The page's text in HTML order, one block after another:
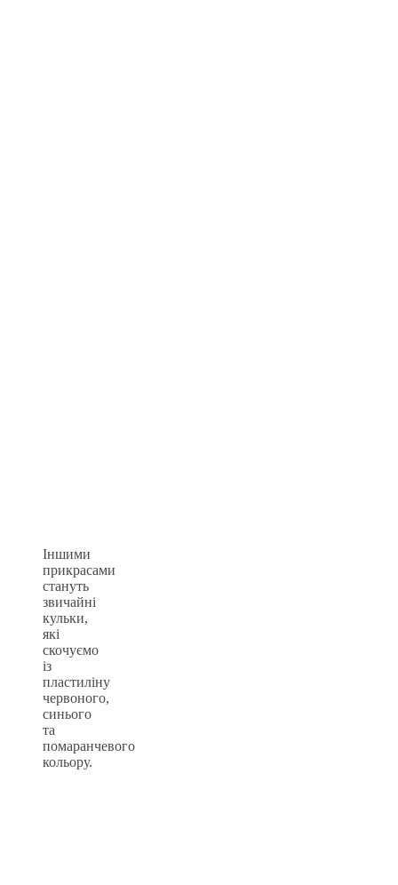
Іншими
прикрасами
стануть
звичайні
кульки,
які
скочуємо
із
пластиліну
червоного,
синього
та
помаранчевого
кольору.